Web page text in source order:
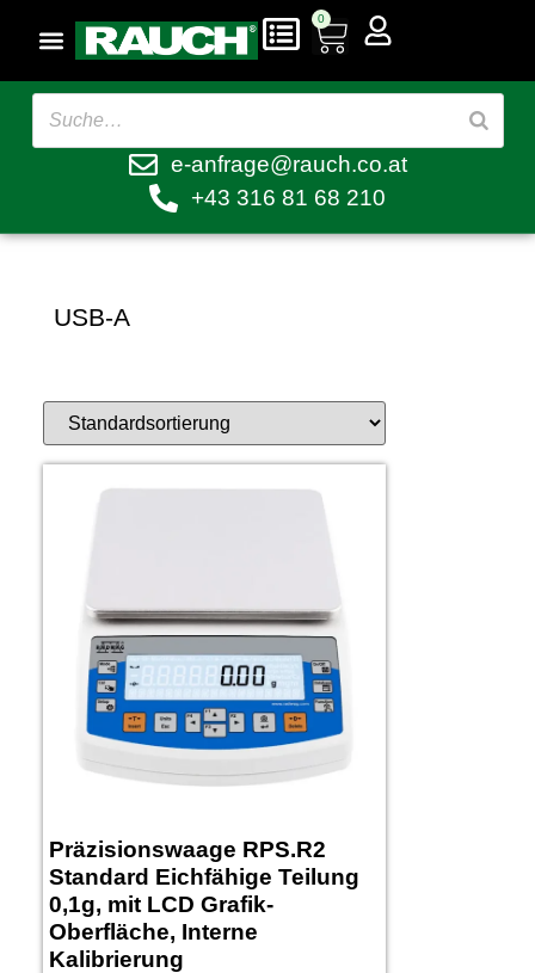
0
e-anfrage@rauch.co.at
+43 316 81 68 210
USB-A
Präzisionswaage RPS.R2
Standard Eichfähige Teilung
0,1g, mit LCD Grafik-
Oberfläche, Interne
Kalibrierung